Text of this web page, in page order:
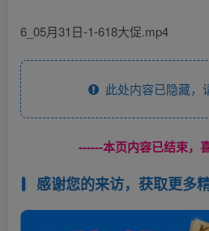
6_05月31日-1-618大促.mp4
此处内容已隐藏，
------本页内容已结束，
感谢您的来访，获取更多